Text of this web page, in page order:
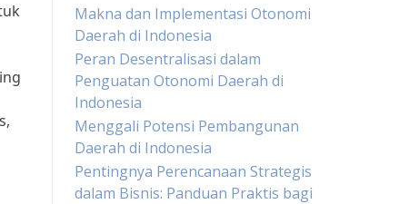
Makna dan Implementasi Otonomi
Daerah di Indonesia
Peran Desentralisasi dalam
Penguatan Otonomi Daerah di
Indonesia
Menggali Potensi Pembangunan
Daerah di Indonesia
Pentingnya Perencanaan Strategis
dalam Bisnis: Panduan Praktis bagi